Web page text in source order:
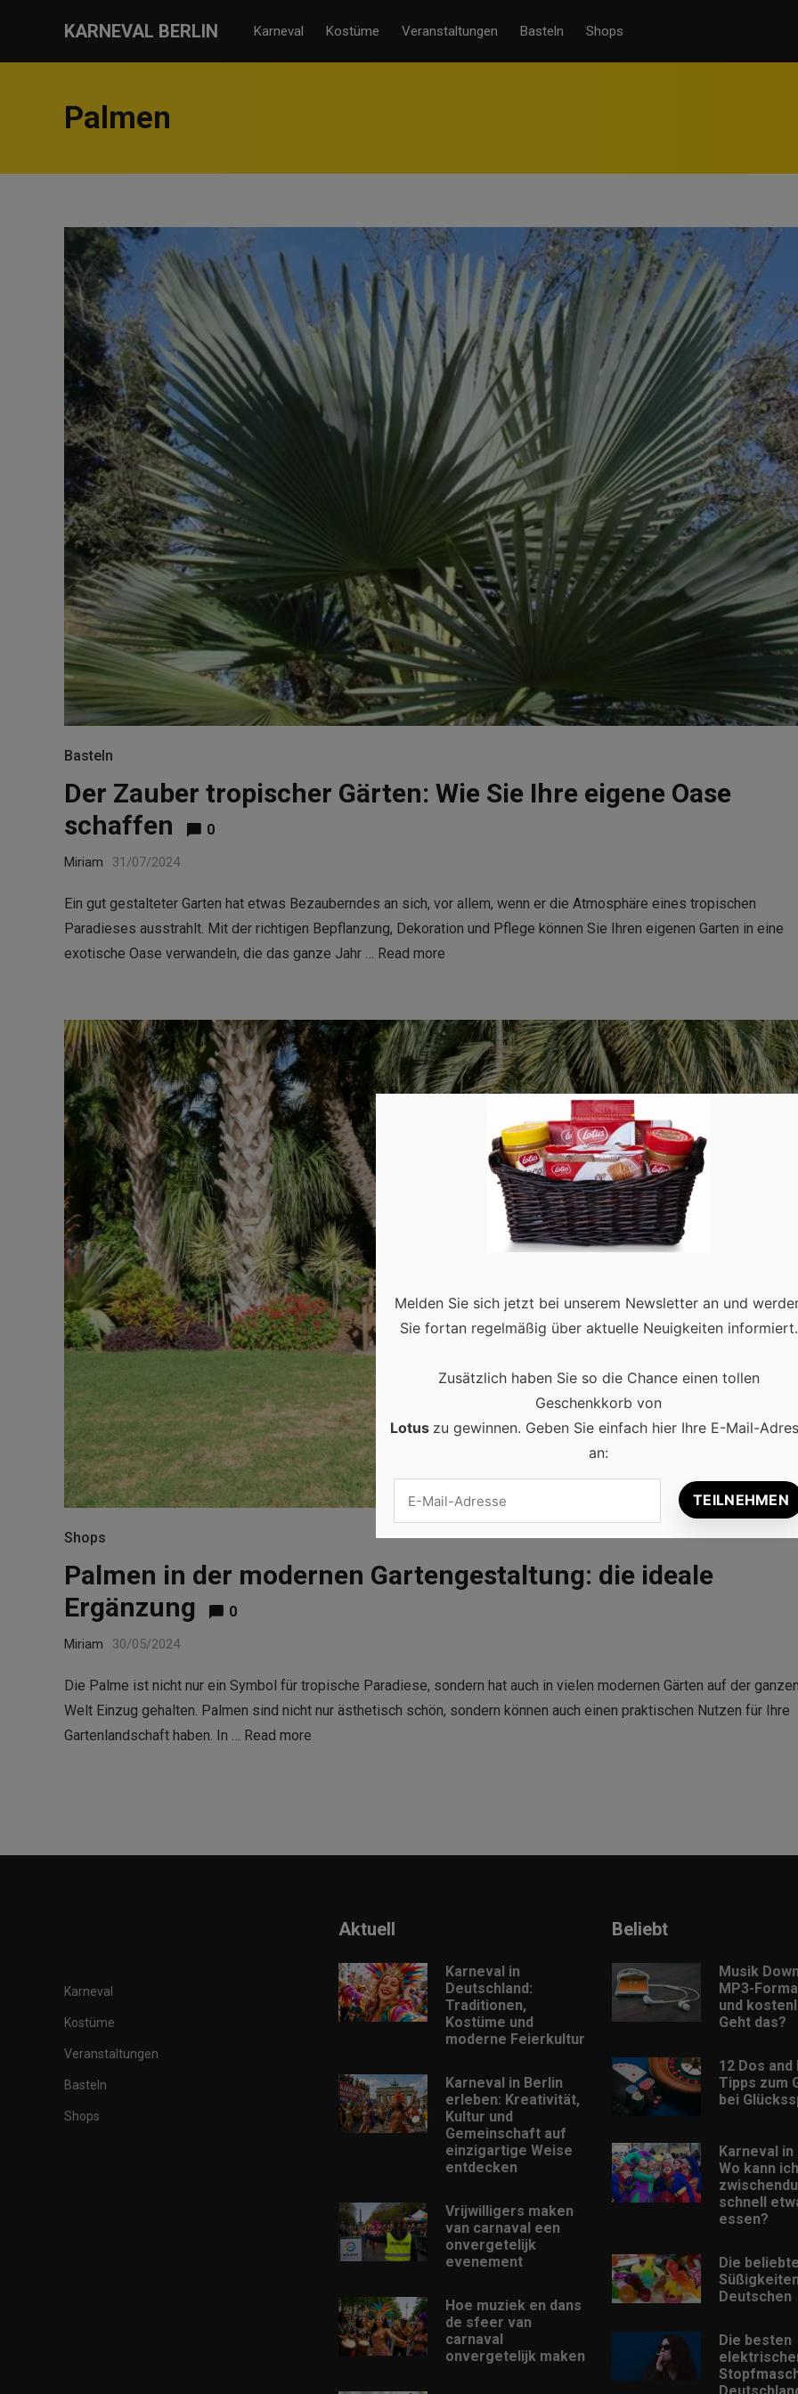
KARNEVAL BERLIN Karneval Kostüme Veranstaltungen Basteln Shops
Palmen
Basteln
Der Zauber tropischer Gärten: Wie Sie Ihre eigene Oase
schaffen
0
Miriam 31/07/2024
Ein gut gestalteter Garten hat etwas Bezauberndes an sich, vor allem, wenn er die Atmosphäre eines tropischen
Paradieses ausstrahlt. Mit der richtigen Bepflanzung, Dekoration und Pflege können Sie Ihren eigenen Garten in eine
exotische Oase verwandeln, die das ganze Jahr … Read more
Shops
Palmen in der modernen Gartengestaltung: die ideale
Ergänzung
0
Miriam 30/05/2024
Die Palme ist nicht nur ein Symbol für tropische Paradiese, sondern hat auch in vielen modernen Gärten auf der
Welt Einzug gehalten. Palmen sind nicht nur ästhetisch schön, sondern können auch einen praktischen Nutzen für Ihre
Gartenlandschaft haben. In … Read more
Karneval
Kostüme
Veranstaltungen
Basteln
Shops
Aktuell
Karneval in
Deutschland:
Traditionen,
Kostüme und
moderne Feierkultur
Karneval in Berlin
erleben: Kreativität,
Kultur und
Gemeinschaft auf
einzigartige Weise
entdecken
Vrijwilligers maken
van carnaval een
onvergetelijk
evenement
Hoe muziek en dans
de sfeer van
carnaval
onvergetelijk maken
Beliebt
Musik
MP3-
und
Geht das?
12 Dos and
Tipps zum
bei
Karneval
Wo kann ich
schnell
essen?
Die
Deutschen
Die besten
Melden Sie sich jetzt bei unserem Newsletter an und
Sie fortan regelmäßig über aktuelle Neuigkeiten informiert.
Zusätzlich haben Sie so die Chance einen tollen
Geschenkkorb von
Lotus zu gewinnen. Geben Sie einfach hier Ihre E-Mail-
an: